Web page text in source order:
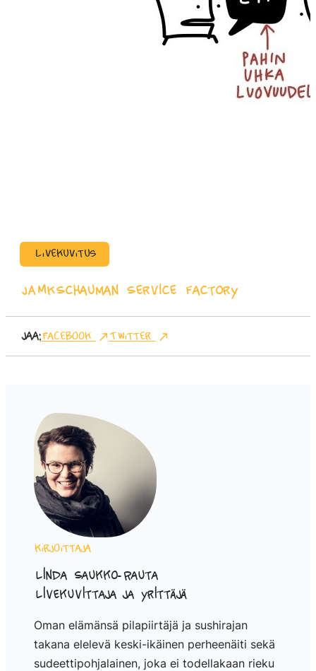
Livekuvitus
JAMKSchauman Service Factory
Jaa:Facebook Twitter
Kirjoittaja
Linda Saukko-Rauta
Livekuvittaja ja yrittäjä
Oman elämänsä pilapiirtäjä ja sushirajan
takana elelevä keski-ikäinen perheenäiti sekä
sudeettipohjalainen, joka ei todellakaan rieku